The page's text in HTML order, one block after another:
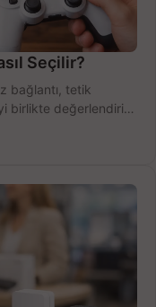
Seçilir?
bağlantı, tetik
birlikte değerlendirin;